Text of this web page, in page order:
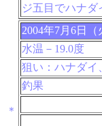
ジ五目でハナダ
＊
2004年7月6日
水温－19.0度
狙い：ハナダ
釣果